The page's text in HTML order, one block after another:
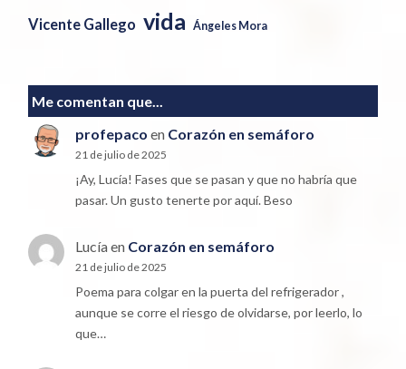
Vicente Gallego vida Ángeles Mora
Me comentan que...
profepaco en Corazón en semáforo
21 de julio de 2025
¡Ay, Lucía! Fases que se pasan y que no habría que
pasar. Un gusto tenerte por aquí. Beso
Lucíaen Corazón en semáforo
21 de julio de 2025
Poema para colgar en la puerta del refrigerador ,
aunque se corre el riesgo de olvidarse, por leerlo, lo
que…